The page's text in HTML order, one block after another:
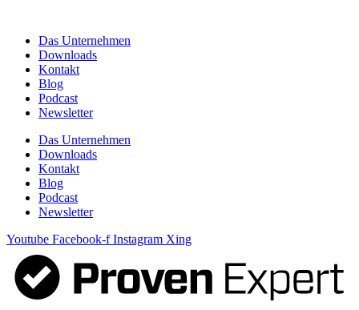
springenDas Unternehmen
Downloads
Kontakt
Blog
Podcast
Newsletter
Das Unternehmen
Downloads
Kontakt
Blog
Podcast
Newsletter
Youtube Facebook-f Instagram Xing